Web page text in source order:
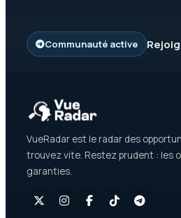
Communauté active
VueRadar est le radar des
trouvez vite. Restez prudent : les
garanties.